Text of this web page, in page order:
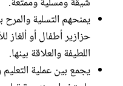
يمنحهم التسلية
حزازير أطفال أو ألغاز
اللطيفة والعلاقة بينها.
يجمع بين عملية التعليم